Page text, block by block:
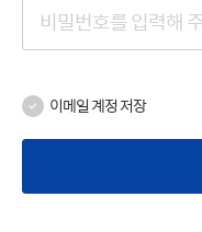
이메일 계정 저장